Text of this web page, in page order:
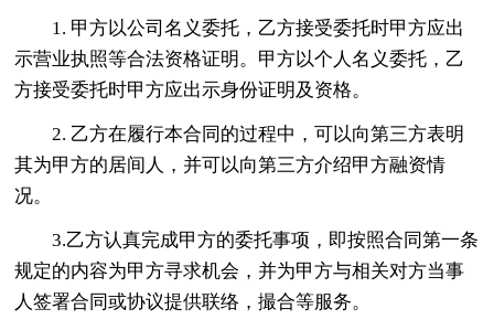
1. 甲方以公司名义委托，乙方接受委托时甲方应出
示营业执照等合法资格证明。甲方以个人名义委托，乙
方接受委托时甲方应出示身份证明及资格。
2. 乙方在履行本合同的过程中，可以向第三方表明
其为甲方的居间人，并可以向第三方介绍甲方融资情
况。
3.乙方认真完成甲方的委托事项，即按照合同第一条
规定的内容为甲方寻求机会，并为甲方与相关对方当事
人签署合同或协议提供联络，撮合等服务。